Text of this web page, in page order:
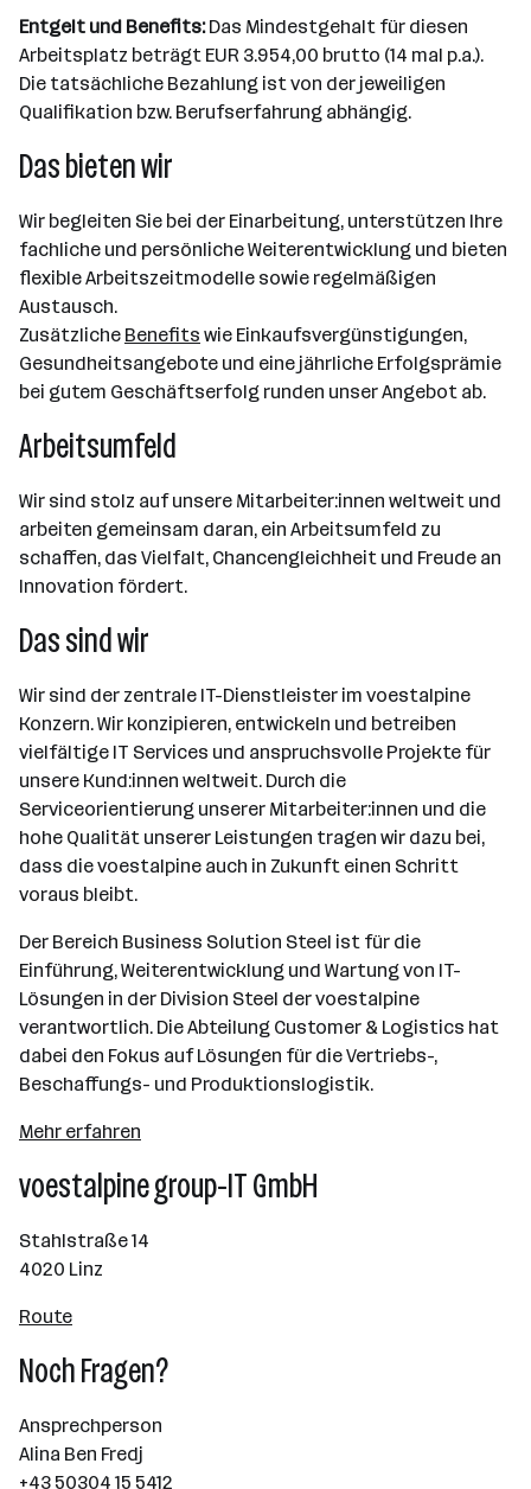
Entgelt und Benefits:Das Mindestgehalt für diesen
Arbeitsplatz beträgt EUR 3.954,00 brutto (14 mal p.a.).
Die tatsächliche Bezahlung ist von der jeweiligen
Qualifikation bzw. Berufserfahrung abhängig.
Das bieten wir
Wir begleiten Sie bei der Einarbeitung, unterstützen Ihre
fachliche und persönliche Weiterentwicklung und bieten
flexible Arbeitszeitmodelle sowie regelmäßigen
Austausch.
Zusätzliche Benefits wie Einkaufsvergünstigungen,
Gesundheitsangebote und eine jährliche Erfolgsprämie
bei gutem Geschäftserfolg runden unser Angebot ab.
Arbeitsumfeld
Wir sind stolz auf unsere Mitarbeiter:innen weltweit und
arbeiten gemeinsam daran, ein Arbeitsumfeld zu
schaffen, das Vielfalt, Chancengleichheit und Freude an
Innovation fördert.
Das sind wir
Wir sind der zentrale IT-Dienstleister im voestalpine
Konzern. Wir konzipieren, entwickeln und betreiben
vielfältige IT Services und anspruchsvolle Projekte für
unsere Kund:innen weltweit. Durch die
Serviceorientierung unserer Mitarbeiter:innen und die
hohe Qualität unserer Leistungen tragen wir dazu bei,
dass die voestalpine auch in Zukunft einen Schritt
voraus bleibt.
Der Bereich Business Solution Steel ist für die
Einführung, Weiterentwicklung und Wartung von IT-
Lösungen in der Division Steel der voestalpine
verantwortlich. Die Abteilung Customer & Logistics hat
dabei den Fokus auf Lösungen für die Vertriebs-,
Beschaffungs- und Produktionslogistik.
Mehr erfahren
voestalpine group-IT GmbH
Stahlstraße 14
4020 Linz
Route
Noch Fragen?
Ansprechperson
Alina Ben Fredj
+43 50304 15 5412